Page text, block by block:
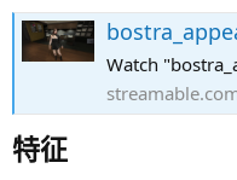
Watch
特征​